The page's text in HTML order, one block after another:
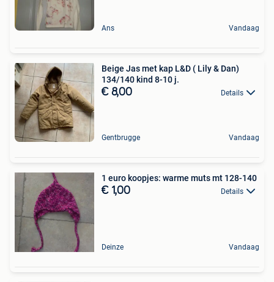
Ans Vandaag
Beige Jas met kap L&D ( Lily & Dan)
134/140 kind 8-10 j.
€ 8,00 Details
Gentbrugge Vandaag
1 euro koopjes: warme muts mt 128-140
€ 1,00 Details
Deinze Vandaag